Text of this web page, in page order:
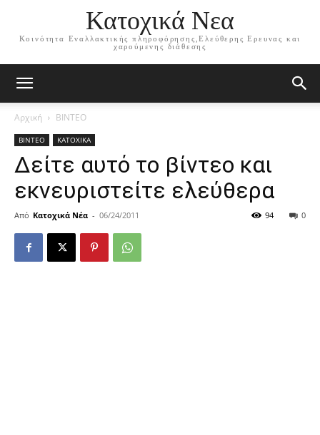
Κατοχικά Νεα
Κοινότητα Εναλλακτικής πληροφόρησης,Ελεύθερης Ερευνας και
χαρούμενης διάθεσης
Αρχική ΒΙΝΤΕΟ
ΒΙΝΤΕΟ ΚΑΤΟΧΙΚΑ
Δείτε αυτό το βίντεο και
εκνευριστείτε ελεύθερα
Από Κατοχικά Νέα - 06/24/2011 0
94